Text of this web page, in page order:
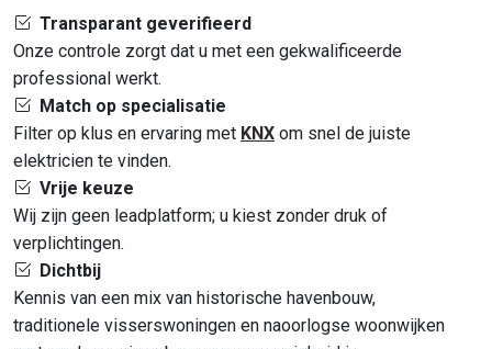
Transparant geverifieerd
Onze controle zorgt dat u met een gekwalificeerde
professional werkt.
Match op specialisatie
Filter op klus en ervaring met KNX om snel de juiste
elektricien te vinden.
Vrije keuze
Wij zijn geen leadplatform; u kiest zonder druk of
verplichtingen.
Dichtbij
Kennis van een mix van historische havenbouw,
traditionele visserswoningen en naoorlogse woonwijken